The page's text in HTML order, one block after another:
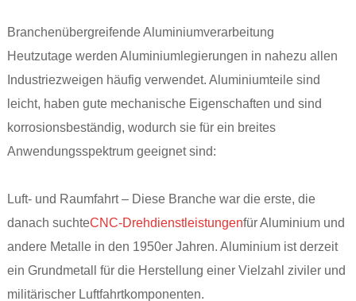
Branchenübergreifende Aluminiumverarbeitung
Heutzutage werden Aluminiumlegierungen in nahezu allen
Industriezweigen häufig verwendet. Aluminiumteile sind
leicht, haben gute mechanische Eigenschaften und sind
korrosionsbeständig, wodurch sie für ein breites
Anwendungsspektrum geeignet sind:
Luft- und Raumfahrt – Diese Branche war die erste, die
danach suchteCNC-Drehdienstleistungenfür Aluminium und
andere Metalle in den 1950er Jahren. Aluminium ist derzeit
ein Grundmetall für die Herstellung einer Vielzahl ziviler und
militärischer Luftfahrtkomponenten.